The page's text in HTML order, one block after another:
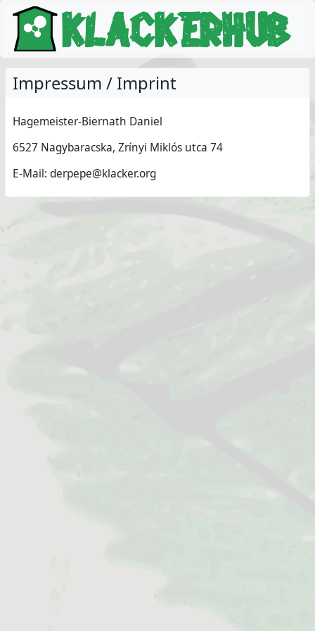
Impressum / Imprint
Hagemeister-Biernath Daniel
6527 Nagybaracska, Zrínyi Miklós utca 74
E-Mail: derpepe@klacker.org